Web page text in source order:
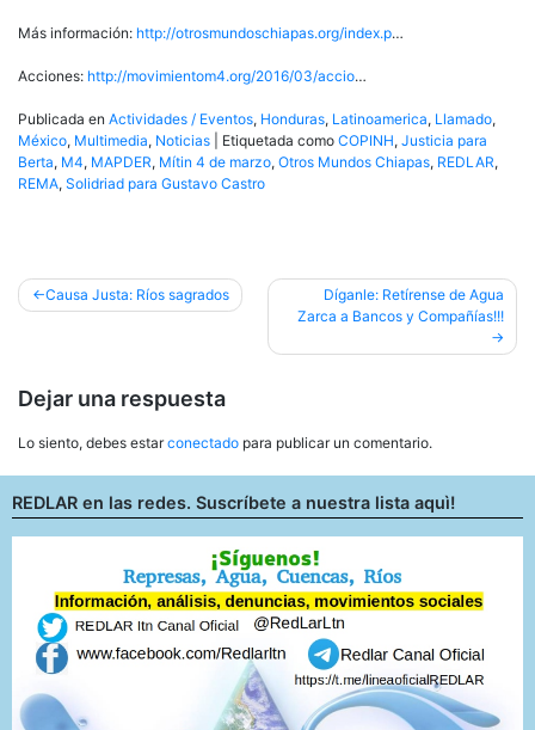
Más información: http://otrosmundoschiapas.org/index.p…
Acciones: http://movimientom4.org/2016/03/accio…
Publicada en Actividades / Eventos, Honduras, Latinoamerica, Llamado,
México, Multimedia, Noticias Etiquetada como COPINH, Justicia para
Berta, M4, MAPDER, Mítin 4 de marzo, Otros Mundos Chiapas, REDLAR,
REMA, Solidriad para Gustavo Castro
Navegación
Causa Justa: Ríos sagrados
Díganle: Retírense de Agua
Zarca a Bancos y Compañías!!!
Dejar una respuesta
Lo siento, debes estarconectado para publicar un comentario.
REDLAR en las redes. Suscríbete a nuestra lista aquì!